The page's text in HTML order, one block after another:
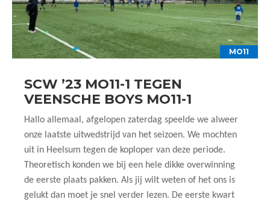
MO11
SCW ’23 MO11-1 TEGEN
VEENSCHE BOYS MO11-1
Hallo allemaal, afgelopen zaterdag speelde we alweer
onze laatste uitwedstrijd van het seizoen. We mochten
uit in Heelsum tegen de koploper van deze periode.
Theoretisch konden we bij een hele dikke overwinning
de eerste plaats pakken. Als jij wilt weten of het ons is
gelukt dan moet je snel verder lezen. De eerste kwart